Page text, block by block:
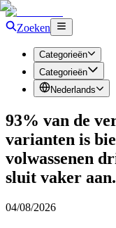
Zoeken
Categorieën
Categorieën
Nederlands
93% van de
varianten is
volwassenen
sluit vaker aan.
04/08/2026